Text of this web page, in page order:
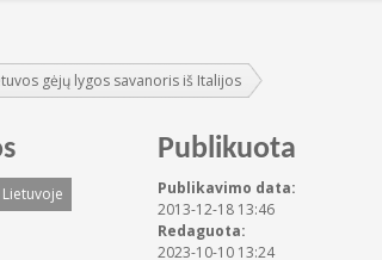
gėjų lygos savanoris iš Italijos
Lietuvoje
Publikuota
Publikavimo data:
2013-12-18 13:46
Redaguota:
2023-10-10 13:24